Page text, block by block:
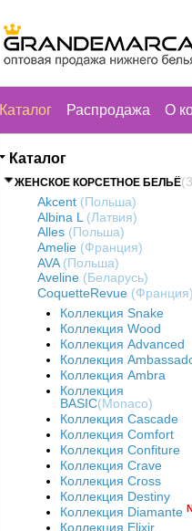
Каталог Распродажа О
Каталог
ЖЕНСКОЕ КОРСЕТНОЕ БЕЛЬЁ
Akcent (Польша)
Albina L (Латвия)
Alles (Польша)
Amelie (Франция)
AVA (Польша)
Aveline (Беларусь)
CoquetteRevue (Франция)
Коллекция Snake
Коллекция Wood
Коллекция Advanced
Коллекция
Коллекция Ambra
Коллекция
BASIC(Monaco)
Коллекция Cascade
Коллекция Comfort
Коллекция Confiture
Коллекция Crave
Коллекция Cross
Коллекция Destiny
Коллекция Diamante
Коллекция Elixir